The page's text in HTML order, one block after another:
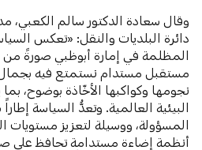
وقال سعادة الدكتور سالم الكعبي،
دائرة البلديات والنقل: «تعكس
المظلمة في إمارة أبوظبي صورةً من
مستقبل مستدام نستمتع فيه بجمال
نجومها وكواكبها الأخّاذة بوضوح،
البيئية العالمية. وتعدُّ السياسة
المسؤولة، ووسيلة لتعزيز مستويات
أنظمة إضاءة مستدامة تحافظ على